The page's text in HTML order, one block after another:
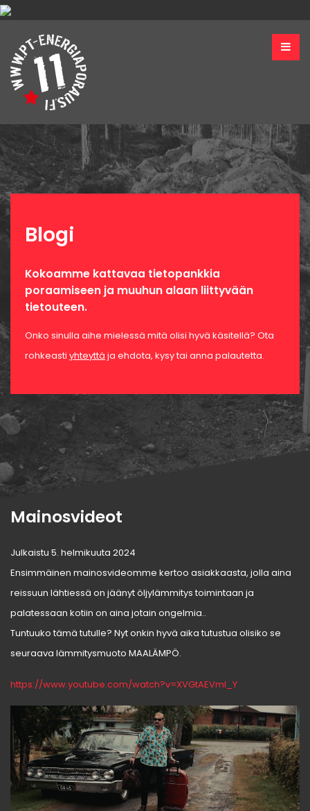
Blogi
Kokoamme kattavaa tietopankkia
poraamiseen ja muuhun alaan liittyvään
tietouteen.
Onko sinulla aihe mielessä mitä olisi hyvä käsitellä? Ota
rohkeasti yhteyttä ja ehdota, kysy tai anna palautetta.
Mainosvideot
Julkaistu 5. helmikuuta 2024
Ensimmäinen mainosvideomme kertoo asiakkaasta, jolla aina
reissuun lähtiessä on jäänyt öljylämmitys toimintaan ja
palatessaan kotiin on aina jotain ongelmia..
Tuntuuko tämä tutulle? Nyt onkin hyvä aika tutustua olisiko se
seuraava lämmitysmuoto MAALÄMPÖ.
https://www.youtube.com/watch?v=XVGtAEVmI_Y